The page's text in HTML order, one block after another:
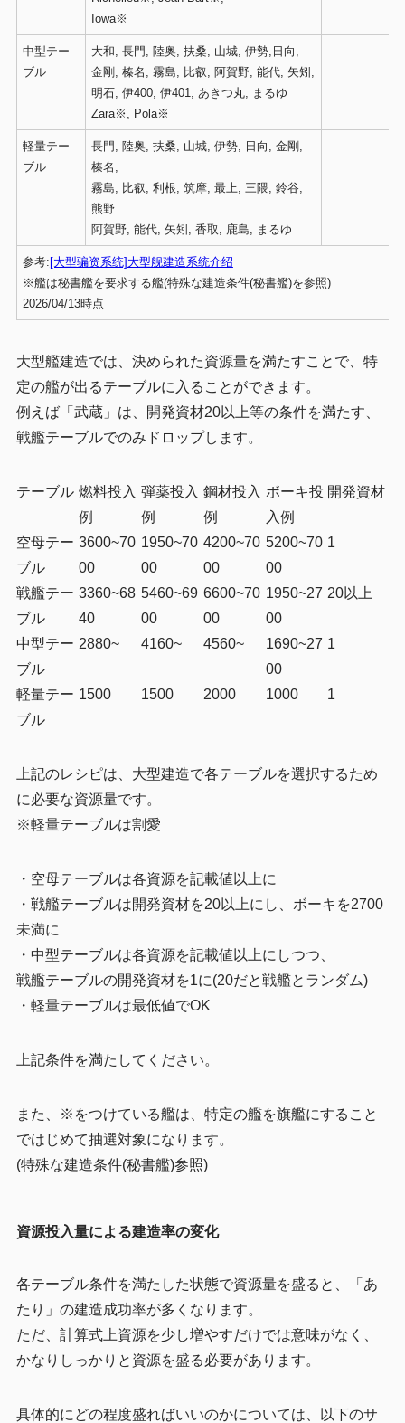
Iowa※
中型テー
ブル
大和, 長門, 陸奥, 扶桑, 山城, 伊勢,日向,
金剛, 榛名, 霧島, 比叡, 阿賀野, 能代, 矢矧,
明石, 伊400, 伊401, あきつ丸, まるゆ
Zara※, Pola※
軽量テー
ブル
長門, 陸奥, 扶桑, 山城, 伊勢, 日向, 金剛,
榛名,
霧島, 比叡, 利根, 筑摩, 最上, 三隈, 鈴谷,
熊野
阿賀野, 能代, 矢矧, 香取, 鹿島, まるゆ
参考: [大型骗资系统]大型舰建造系统介绍
※艦は秘書艦を要求する艦(特殊な建造条件(秘書艦)を参照)
2026/04/13時点
大型艦建造では、決められた資源量を満たすことで、特
定の艦が出るテーブルに入ることができます。
例えば「武蔵」は、開発資材20以上等の条件を満たす、
戦艦テーブルでのみドロップします。
テーブル 燃料投入
例
弾薬投入
例
鋼材投入
例
ボーキ投
入例
開発資材
空母テー
ブル
3600~70
00
1950~70
00
4200~70
00
5200~70
00
1
戦艦テー
ブル
3360~68
40
5460~69
00
6600~70
00
1950~27
00
20以上
中型テー
ブル
2880~ 4160~ 4560~
1690~27
00
1
軽量テー
ブル
1500 1500 2000 1000 1
上記のレシピは、大型建造で各テーブルを選択するため
に必要な資源量です。
※軽量テーブルは割愛
・空母テーブルは各資源を記載値以上に
・戦艦テーブルは開発資材を20以上にし、ボーキを2700
未満に
・中型テーブルは各資源を記載値以上にしつつ、
戦艦テーブルの開発資材を1に(20だと戦艦とランダム)
・軽量テーブルは最低値でOK
上記条件を満たしてください。
また、※をつけている艦は、特定の艦を旗艦にすること
ではじめて抽選対象になります。
(特殊な建造条件(秘書艦)参照)
資源投入量による建造率の変化
各テーブル条件を満たした状態で資源量を盛ると、「あ
たり」の建造成功率が多くなります。
ただ、計算式上資源を少し増やすだけでは意味がなく、
かなりしっかりと資源を盛る必要があります。
具体的にどの程度盛ればいいのかについては、以下のサ